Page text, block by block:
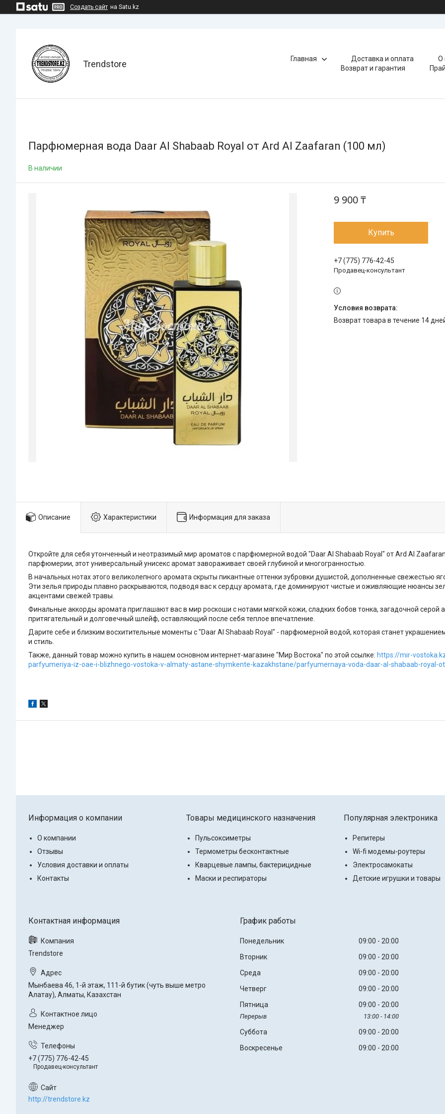
Создать сайт на Satu.kz
Trendstore Главная Доставка и оплата
О
Возврат и гарантия
Парфюмерная вода Daar Al Shabaab Royal от Ard Al Zaafaran (100 мл)
В наличии
9 900 ₸
Купить
+7 (775) 776-42-45
Продавец-консультант
возврат товара в течение 14
Описание Характеристики Информация для заказа
Откройте для себя утонченный и неотразимый мир ароматов с парфюмерной водой "Daar Al Shabaab Royal" от Ard Al
парфюмерии, этот универсальный унисекс аромат завораживает своей глубиной и многогранностью.
В начальных нотах этого великолепного аромата скрыты пикантные оттенки зубровки душистой, дополненные свежестью
Эти зелья природы плавно раскрываются, подводя вас к сердцу аромата, где доминируют чистые и оживляющие нюансы
акцентами свежей травы.
Финальные аккорды аромата приглашают вас в мир роскоши с нотами мягкой кожи, сладких бобов тонка, загадочной серой
притягательный и долговечный шлейф, оставляющий после себя теплое впечатление.
Дарите себе и близким восхитительные моменты с "Daar Al Shabaab Royal" - парфюмерной водой, которая станет
и стиль.
Также, данный товар можно купить в нашем основном интернет-магазине "Мир Востока" по этой ссылке: https://mir-
parfyumeriya-iz-oae-i-blizhnego-vostoka-v-almaty-astane-shymkente-kazakhstane/parfyumernaya-voda-daar-al-shabaab-royal-
Информация о компании
О компании
Отзывы
Условия доставки и оплаты
Контакты
Товары медицинского назначения
Пульсоксиметры
Термометры бесконтактные
Кварцевые лампы, бактерицидные
Маски и респираторы
Популярная электроника
Репитеры
Wi-fi модемы-роутеры
Электросамокаты
Детские игрушки и товары
Trendstore
Мынбаева 46, 1-й этаж, 111-й бутик (чуть выше метро
Алатау), Алматы, Казахстан
Менеджер
+7 (775) 776-42-45
Продавец-консультант
http://trendstore.kz
График работы
Понедельник 09:00
20:00
Вторник
09:00
20:00
Среда
09:00
20:00
Четверг
09:00
20:00
Пятница
09:00 20:00
13:00 14:00
Суббота 09:00
20:00
Воскресенье
09:00 20:00